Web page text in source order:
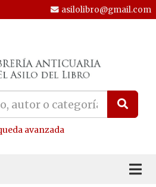
asilolibro@gmail.com
avanzada